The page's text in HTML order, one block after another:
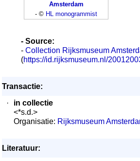
Amsterdam
- © HL monogrammist
- Source:
- Collection Rijksmuseum
(https://id.rijksmuseum.nl/
Transactie:
·
in collectie
<*s.d.>
Organisatie: Rijksmuseum
Literatuur: